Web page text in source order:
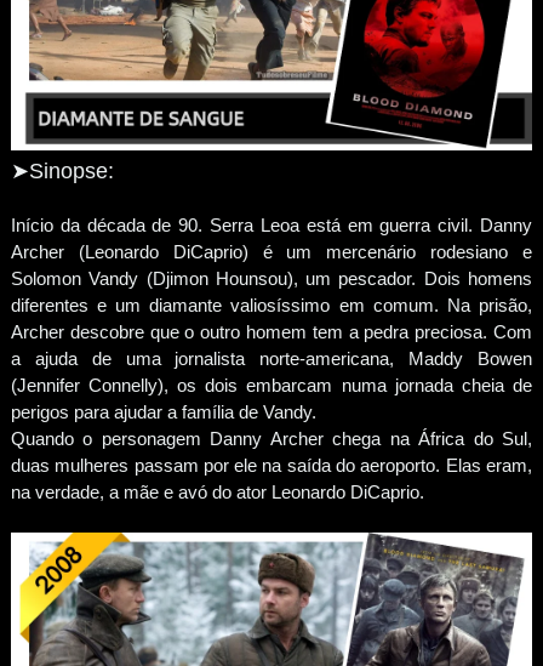
➤Sinopse:
Início da década de 90. Serra Leoa está em guerra civil. Danny
Archer (Leonardo DiCaprio) é um mercenário rodesiano e
Solomon Vandy (Djimon Hounsou), um pescador. Dois homens
diferentes e um diamante valiosíssimo em comum. Na prisão,
Archer descobre que o outro homem tem a pedra preciosa. Com
a ajuda de uma jornalista norte-americana, Maddy Bowen
(Jennifer Connelly), os dois embarcam numa jornada cheia de
perigos para ajudar a família de Vandy.
Quando o personagem Danny Archer chega na África do Sul,
duas mulheres passam por ele na saída do aeroporto. Elas eram,
na verdade, a mãe e avó do ator Leonardo DiCaprio.